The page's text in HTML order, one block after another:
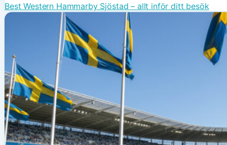
Best Western Hammarby Sjöstad – allt inför ditt besök